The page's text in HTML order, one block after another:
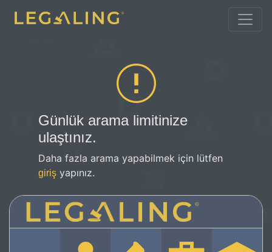
Günlük arama limitinize
ulaştınız.
Daha fazla arama yapabilmek için lütfen
giriş yapınız.